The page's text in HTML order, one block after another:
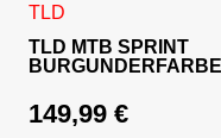
TLD
TLD MTB SPRINT
149,99 €
Dieses Produkt weist